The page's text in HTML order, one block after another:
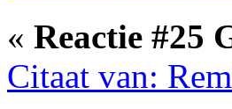
« Reactie #25
Citaat van: